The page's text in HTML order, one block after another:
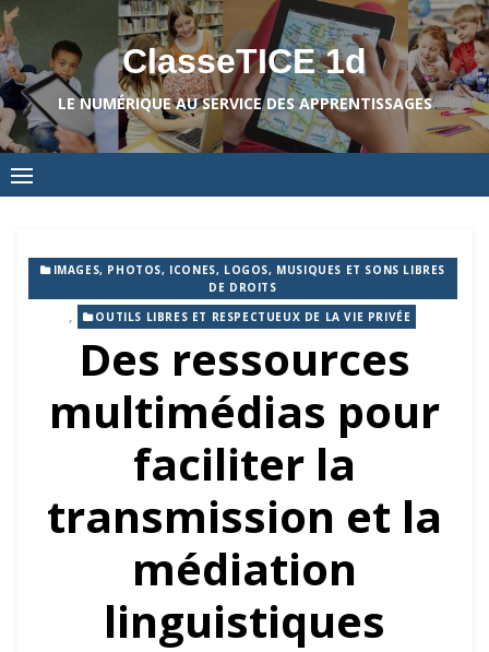
Skip
to
content
ClasseTICE 1d
LE NUMÉRIQUE AU SERVICE DES APPRENTISSAGES
IMAGES, PHOTOS, ICONES, LOGOS, MUSIQUES ET SONS LIBRES
DE DROITS
, OUTILS LIBRES ET RESPECTUEUX DE LA VIE PRIVÉE
Des ressources
multimédias pour
faciliter la
transmission et la
médiation
linguistiques